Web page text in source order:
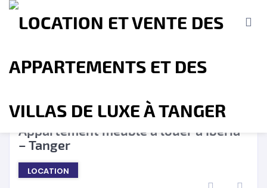
Accueil
❮ ❯
Appartement meublé à louer à Iberia
– Tanger
LOCATION